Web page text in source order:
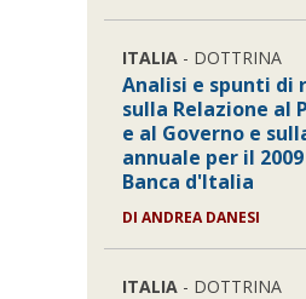
ITALIA - DOTTRINA
Analisi e spunti di
sulla Relazione al
e al Governo e
annuale per il
Banca d'Italia
DI ANDREA DANESI
ITALIA - DOTTRINA